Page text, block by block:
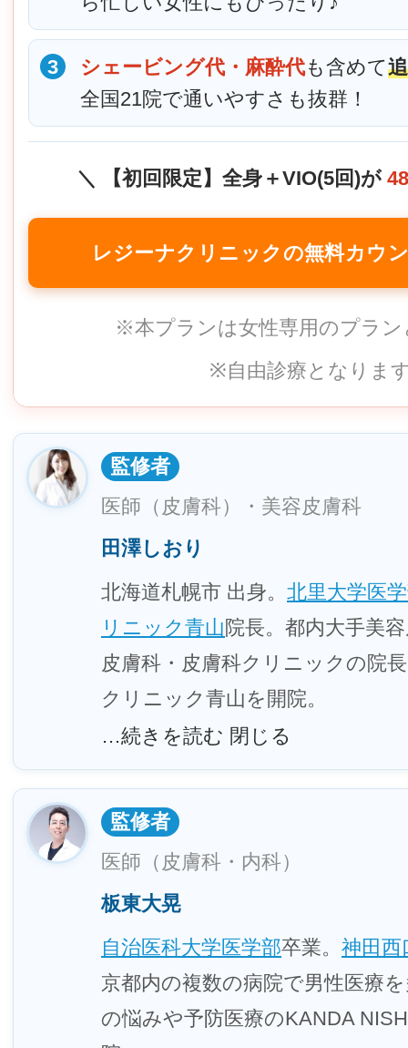
3 シェービング代・麻酔代も含めて
全国21院で通いやすさも抜群！
＼ 【初回限定】全身＋VIO(5回)が
レジーナクリニックの無料カウ
※本プランは女性専用のプラ
※自由診療となりま
監修者
医師（皮膚科）・美容皮膚科
田澤しおり
北海道札幌市 出身。 北里大学医
リニック青山院長。都内大手美
皮膚科・皮膚科クリニックの院
クリニック青山を開院。
…続きを読む 閉じる
監修者
医師（皮膚科・内科）
板東大晃
自治医科大学医学部卒業。 神田
京都内の複数の病院で男性医療
の悩みや予防医療のKANDA